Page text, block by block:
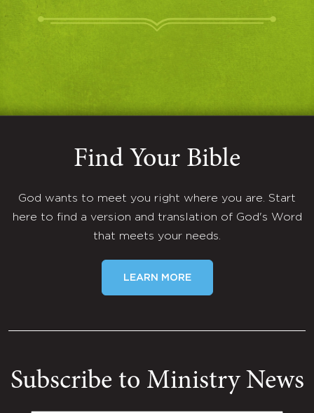
Find Your Bible
God wants to meet you right where you are. Start
here to find a version and translation of God's Word
that meets your needs.
LEARN MORE
Subscribe to Ministry News